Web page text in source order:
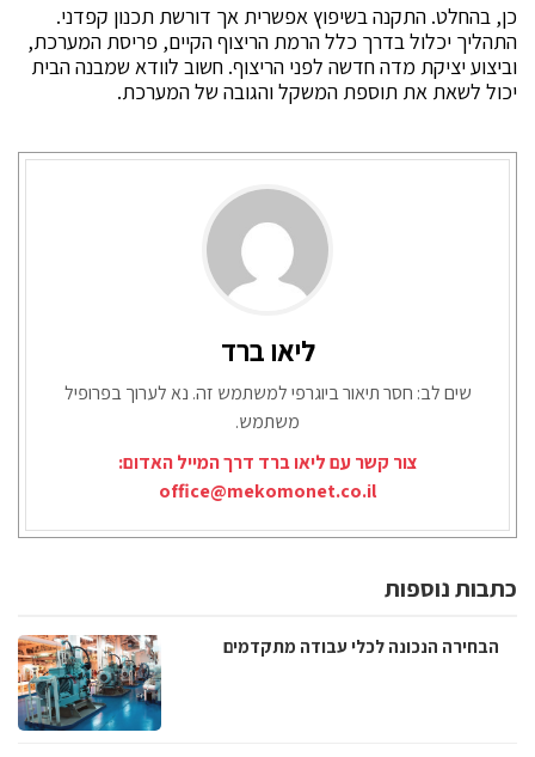
כן, בהחלט. התקנה בשיפוץ אפשרית אך דורשת תכנון קפדני.
התהליך יכלול בדרך כלל הרמת הריצוף הקיים, פריסת המערכת,
וביצוע יציקת מדה חדשה לפני הריצוף. חשוב לוודא שמבנה הבית
יכול לשאת את תוספת המשקל והגובה של המערכת.
ליאו ברד
שים לב: חסר תיאור ביוגרפי למשתמש זה. נא לערוך בפרופיל
משתמש.
צור קשר עם ליאו ברד דרך המייל האדום:
office@mekomonet.co.il
כתבות נוספות
הבחירה הנכונה לכלי עבודה מתקדמים